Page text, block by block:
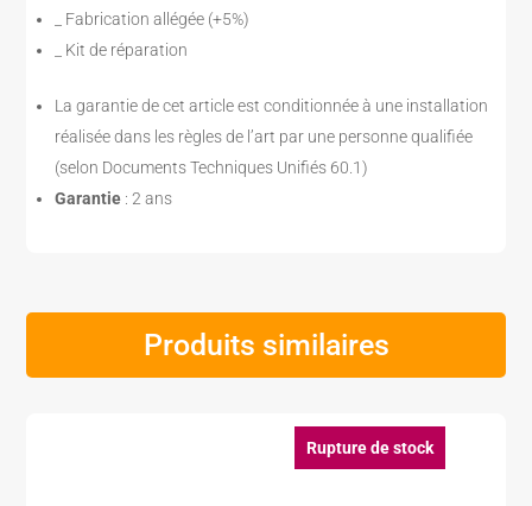
_ Fabrication allégée (+5%)
_ Kit de réparation
La garantie de cet article est conditionnée à une installation
réalisée dans les règles de l’art par une personne qualifiée
(selon Documents Techniques Unifiés 60.1)
Garantie : 2 ans
Produits similaires
Rupture de stock